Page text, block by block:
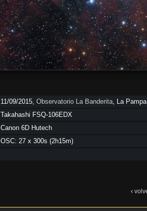
11/09/2015, Observatorio La Banderita, La Pampa
Takahashi FSQ-106EDX
Canon 6D Hutech
OSC: 27 x 300s (2h15m)
‹